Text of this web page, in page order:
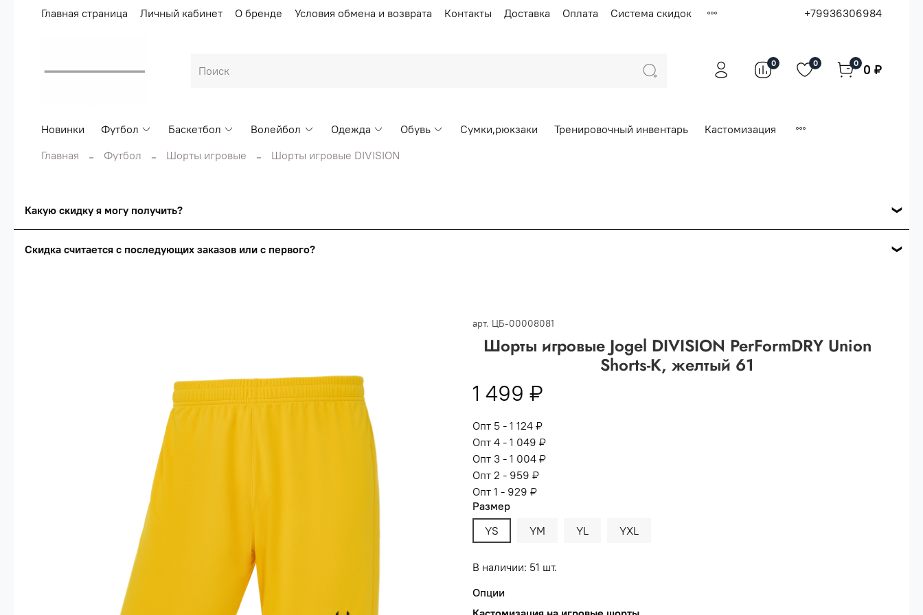
Главная страница Личный кабинет О бренде Условия обмена и возврата Контакты Доставка Оплата Система скидок +79936306984
0 0 0 0 ₽
Новинки Футбол Баскетбол Волейбол Одежда Обувь Сумки,рюкзаки Тренировочный инвентарь
Кастомизация
Главная
Футбол Шорты игровые Шорты игровые DIVISION
Какую скидку я могу получить?
сумма всех заказов за 6 месяцев - 30.000 рублей.
- сумма всех заказов за 6 месяцев 80.000 рублей
Опт 2(36%)- сумма всех заказов за 6 месяцев 200.000 рублей.
Опт 1 сумма всех заказов за 6 месяцев - 400.000 рублей.
Скидка считается с последующих заказов или с первого?
арт. ЦБ-00008081
Шорты игровые Jogel DIVISION PerFormDRY Union
Shorts-K, желтый 61
1 499 ₽
Опт 5 - 1 124 ₽
Опт 4 - 1 049 ₽
Опт 3 - 1 004 ₽
Опт 2 - 959 ₽
Опт 1 - 929 ₽
Размер
YS
YM YL YXL
В наличии: 51 шт.
Опции